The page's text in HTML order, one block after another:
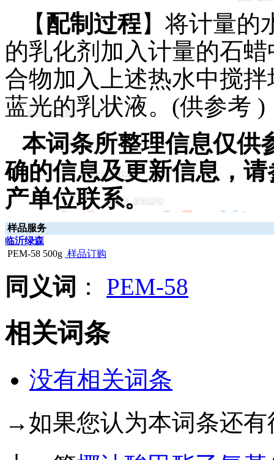
【配制过程】将计量的
的乳化剂加入计量的石
合物加入上述热水中搅
蓝光的乳状液。(供参考 )
本词条所整理信息仅供
确的信息及更新信息，
产单位联系。
样品服务
临沂绿森
PEM-58 500g 样品订购
同义词 ： PEM-58
相关词条
没有相关词条
→如果您认为本词条还